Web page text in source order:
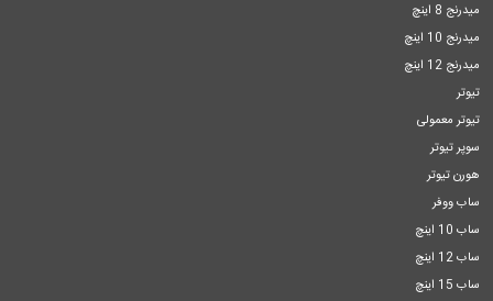
میدرنج 8 اینچ
میدرنج 10 اینچ
میدرنج 12 اینچ
تیوتر
تیوتر معمولی
سوپر تیوتر
هورن تیوتر
ساب ووفر
ساب 10 اینچ
ساب 12 اینچ
ساب 15 اینچ